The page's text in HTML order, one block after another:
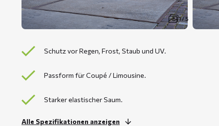
1 / 5
Schutz vor Regen, Frost, Staub und UV.
Passform für Coupé / Limousine.
Starker elastischer Saum.
Alle Spezifikationen anzeigen